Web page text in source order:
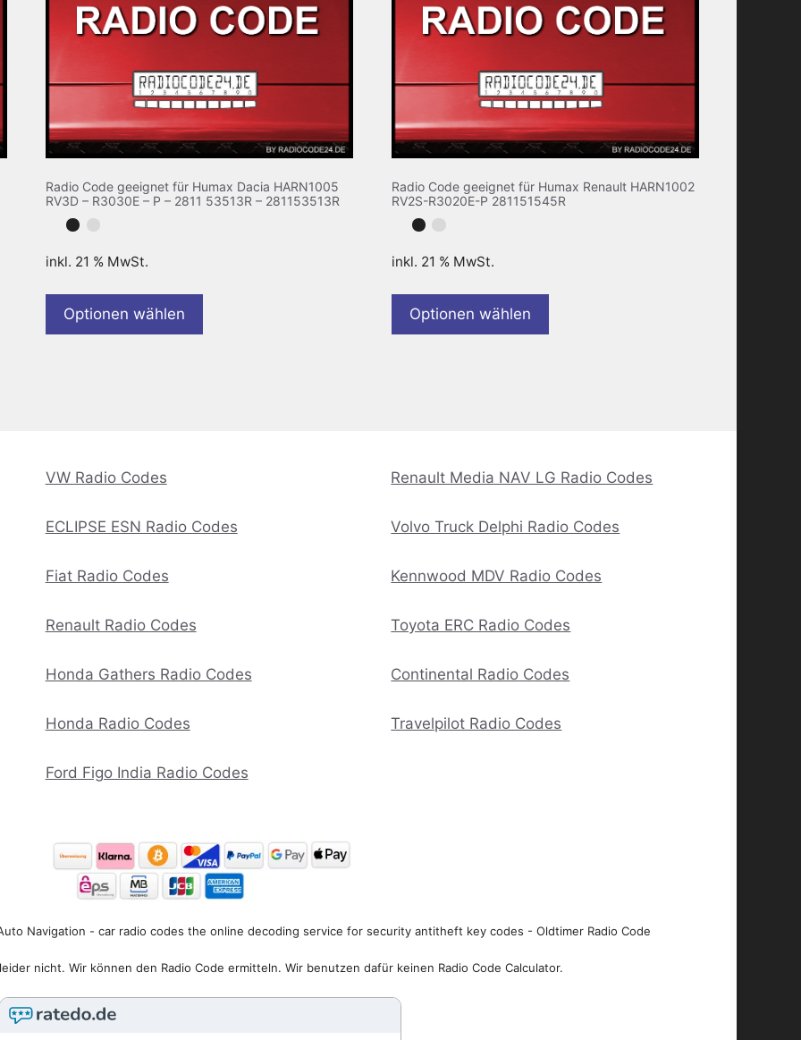
Radio Code geeignet für Humax Dacia HARN1005
RV3D – R3030E – P – 2811 53513R – 281153513R
inkl. 21 % MwSt.
Optionen wählen
Radio Code geeignet für Humax Renault HARN1002
RV2S-R3020E-P 281151545R
inkl. 21 % MwSt.
Optionen wählen
VW Radio Codes
ECLIPSE ESN Radio Codes
Fiat Radio Codes
Renault Radio Codes
Honda Gathers Radio Codes
Honda Radio Codes
Ford Figo India Radio Codes
Renault Media NAV LG Radio Codes
Volvo Truck Delphi Radio Codes
Kennwood MDV Radio Codes
Toyota ERC Radio Codes
Continental Radio Codes
Travelpilot Radio Codes
Navigation - car radio codes the online decoding service for security antitheft key codes - Oldtimer Radio Code
nicht. Wir können den Radio Code ermitteln. Wir benutzen dafür keinen Radio Code Calculator.